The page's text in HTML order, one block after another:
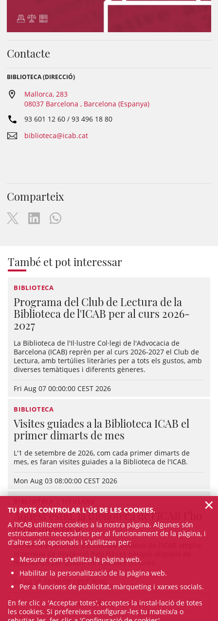
Contacte
BIBLIOTECA (DIRECCIÓ)
Mallorca, 283
08037 Barcelona , Barcelona (Espanya)
93 601 12 60 / 93 496 18 80
biblioteca@icab.cat
Comparteix
També et pot interessar
BIBLIOTECA
Programa del Club de Lectura de la
Biblioteca de l'ICAB per al curs 2026-
2027
La Biblioteca de l'Il·lustre Col·legi de l'Advocacia de
Barcelona (ICAB) reprèn per al curs 2026-2027 el Club de
Lectura, amb tertúlies literàries per a tots els gustos, amb
diverses temàtiques i diferents gèneres.
Fri Aug 07 00:00:00 CEST 2026
BIBLIOTECA
Visites guiades a la Biblioteca ICAB el
primer dimarts de mes
L'1 de setembre de 2026, com cada primer dimarts de
mes, es faran visites guiades a la Biblioteca de l'ICAB.
Mon Aug 03 08:00:00 CEST 2026
Aquest estiu, la Biblioteca de l’ICAB t’ho
posa més fàcil!
Durant les vacances d’estiu, la Biblioteca de l'ICAB amplia
més temps per gaudir de les teves lectures.
Fri Jul 31 19:00:00 CEST 2026
VEURE TOTES LES NOTÍCIES
TU POTS CONTROLAR L'ÚS DE LES COOKIES.
A l’ICAB utilitzem cookies a la nostra pàgina. Algunes són
estrictament necessàries per al funcionament de la pàgina, i
d'altres són opcionals i s'utilitzen per:
Mesurar com s'utilitza la pàgina web.
Habilitar la personalització de la pàgina web.
Per a funcions de publicitat, màrqueting i xarxes socials.
En fer clic a 'Acceptar totes', acceptes la instal·lació de totes
les cookies. Si prefereixes configurar-les tu mateix/a o
×